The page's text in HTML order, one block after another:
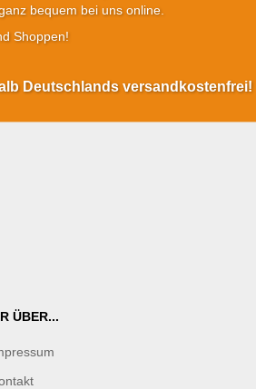
bequem bei uns online.
Shoppen!
Deutschlands versandkostenfrei!
ÜBER...